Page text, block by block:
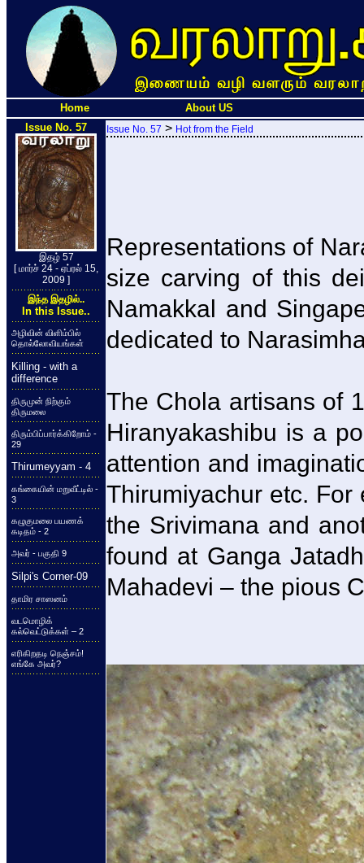
Home
About US
Issue No. 57
இதழ் 57
[ மார்ச் 24 - ஏப்ரல் 15,
2009 ]
இந்த இதழில்..
In this Issue..
அழிவின் விளிம்பில்
தொல்லோவியங்கள்
Killing - with a
difference
திருமுன் நிற்கும்
திருமலை
திரும்பிப்பார்க்கிறோம் -
29
Thirumeyyam - 4
கங்கையின் மறுவீட்டில் -
3
கழுகுமலை பயணக்
கடிதம் - 2
அவர் - பகுதி 9
Silpi's Corner-09
தாமிர சாஸனம்
வடமொழிக்
கல்வெட்டுக்கள் – 2
எரிகிறதடி நெஞ்சம்!
எங்கே அவர்?
Issue No. 57 > Hot from the Field
Representations of
size carving of this
Namakkal and
dedicated to
The Chola artisans of
Hiranyakashibu is a
attention and
Thirumiyachur etc.
the Srivimana and
found at Ganga
Mahadevi – the pious